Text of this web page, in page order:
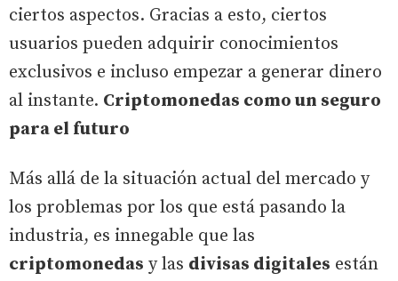
ciertos aspectos. Gracias a esto, ciertos
usuarios pueden adquirir conocimientos
exclusivos e incluso empezar a generar dinero
al instante. Criptomonedas como un seguro
para el futuro
Más allá de la situación actual del mercado y
los problemas por los que está pasando la
industria, es innegable que las
criptomonedas y las divisas digitales están